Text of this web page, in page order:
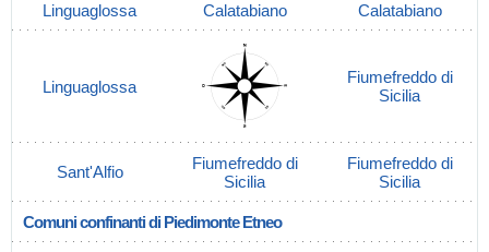
Linguaglossa Calatabiano Calatabiano
Linguaglossa
Fiumefreddo di
Sicilia
Sant'Alfio
Fiumefreddo di
Sicilia
Fiumefreddo di
Sicilia
Comuni confinanti di Piedimonte Etneo